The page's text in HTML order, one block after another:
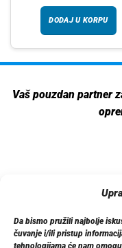
Da bismo pružili najbolje
čuvanje i/ili pristup
DODAJ U KORPU
Vaš pouzdan partner